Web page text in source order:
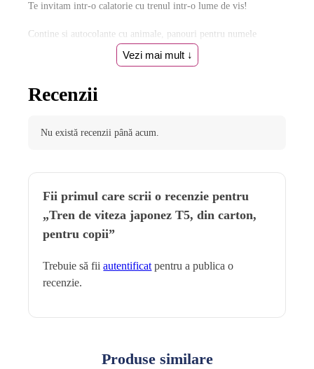
Te invitam intr-o calatorie cu trenul intr-o lume de vis!
Contine si autocolante cu animale, panouri pentru numele
statiilor, iar biletele de calatorie sunt incluse.
PRODUCATOR:
Varsta: 3 ani +
Observatii: Indepartati toate elementele de ambalaj inainte de a
de asfixiere.
Culoare
Vezi mai mult ↓
Recenzii
Nu există recenzii până acum.
Fii primul care scrii o recenzie pentru
„Tren de viteza japonez T5, din carton,
pentru copii”
Trebuie să fiiautentificatpentru a publica o
recenzie.
Produse similare